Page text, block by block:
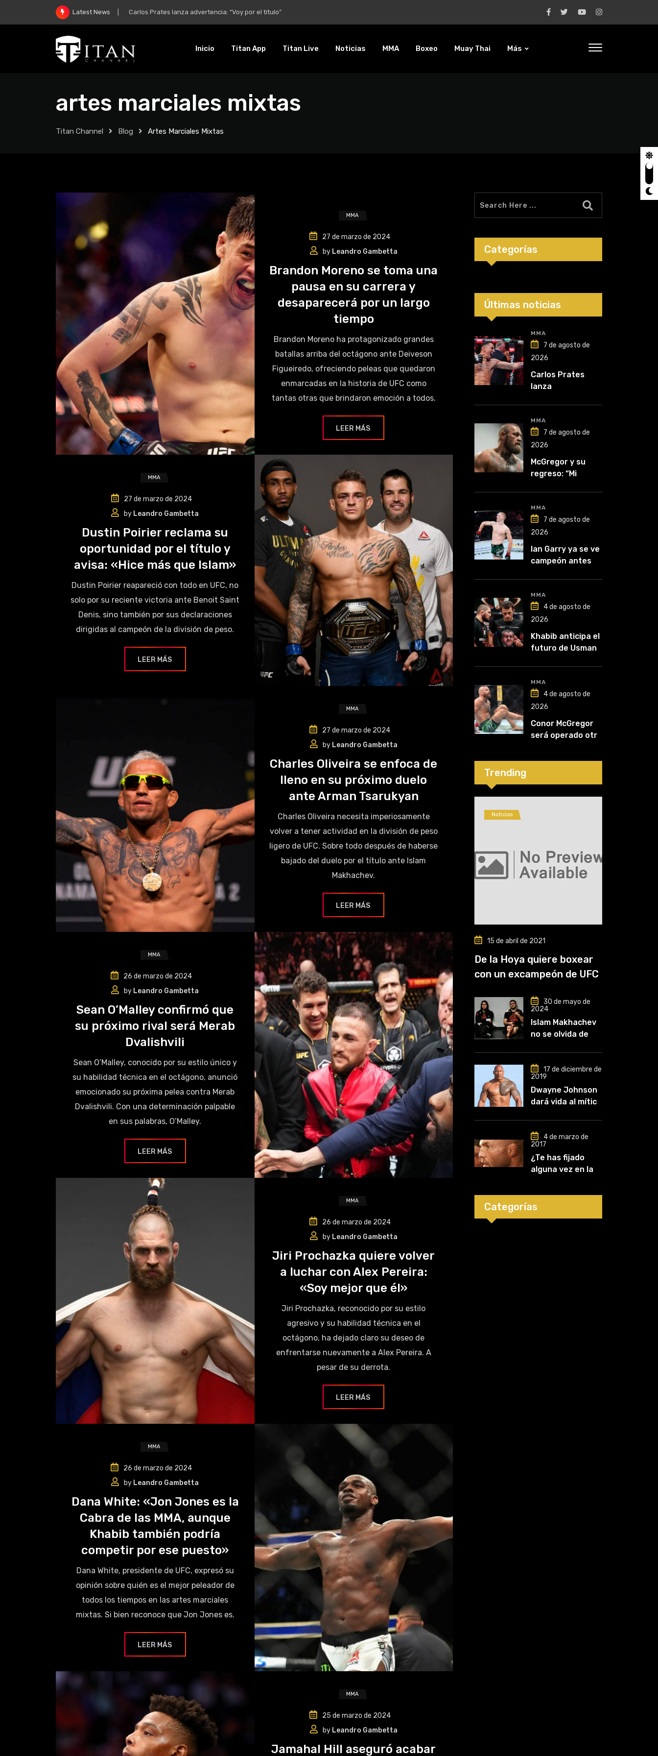
Latest News McGregor y su regreso: “Mi mentalidad es inquebrantable”
Inicio Titan App Titan Live Noticias MMA Boxeo Muay Thai Más
artes marciales mixtas
Titan Channel Blog Artes Marciales Mixtas
MMA
27 de marzo de 2024
by Leandro Gambetta
Brandon Moreno se toma una
pausa en su carrera y
desaparecerá por un largo
tiempo
Brandon Moreno ha protagonizado grandes
batallas arriba del octágono ante Deiveson
Figueiredo, ofreciendo peleas que quedaron
enmarcadas en la historia de UFC como
tantas otras que brindaron emoción a todos.
LEER MÁS
MMA
27 de marzo de 2024
by Leandro Gambetta
Dustin Poirier reclama su
oportunidad por el título y
avisa: «Hice más que Islam»
Dustin Poirier reapareció con todo en UFC, no
solo por su reciente victoria ante Benoit Saint
Denis, sino también por sus declaraciones
dirigidas al campeón de la división de peso.
LEER MÁS
MMA
27 de marzo de 2024
by Leandro Gambetta
Charles Oliveira se enfoca de
lleno en su próximo duelo
ante Arman Tsarukyan
Charles Oliveira necesita imperiosamente
volver a tener actividad en la división de peso
ligero de UFC. Sobre todo después de haberse
bajado del duelo por el título ante Islam
Makhachev.
LEER MÁS
MMA
26 de marzo de 2024
by Leandro Gambetta
Sean O’Malley confirmó que
su próximo rival será Merab
Dvalishvili
Sean O’Malley, conocido por su estilo único y
su habilidad técnica en el octágono, anunció
emocionado su próxima pelea contra Merab
Dvalishvili. Con una determinación palpable
en sus palabras, O’Malley.
LEER MÁS
MMA
26 de marzo de 2024
by Leandro Gambetta
Jiri Prochazka quiere volver
a luchar con Alex Pereira:
«Soy mejor que él»
Jiri Prochazka, reconocido por su estilo
agresivo y su habilidad técnica en el
octágono, ha dejado claro su deseo de
enfrentarse nuevamente a Alex Pereira. A
pesar de su derrota.
LEER MÁS
MMA
26 de marzo de 2024
by Leandro Gambetta
Dana White: «Jon Jones es la
Cabra de las MMA, aunque
Khabib también podría
competir por ese puesto»
Dana White, presidente de UFC, expresó su
opinión sobre quién es el mejor peleador de
todos los tiempos en las artes marciales
mixtas. Si bien reconoce que Jon Jones es.
LEER MÁS
MMA
25 de marzo de 2024
by Leandro Gambetta
Jamahal Hill aseguró acabar
Categorías
Últimas noticias
MMA
7 de agosto de
2026
Carlos Prates
lanza
MMA
7 de agosto de
2026
McGregor y su
regreso: “Mi
MMA
7 de agosto de
2026
Ian Garry ya se ve
campeón antes
MMA
4 de agosto de
2026
Khabib anticipa el
futuro de Usman
liga competirá”
MMA
4 de agosto de
2026
Conor McGregor
será operado otra
cirugía número
Trending
Noticias
15 de abril de 2021
De la Hoya quiere boxear
con un excampeón de UFC
30 de mayo de
2024
Islam Makhachev
no se olvida de
que comencé a
entrenar, jugó un
papel clave en mi
carrera»
17 de diciembre de
2019
Dwayne Johnson
dará vida al mítico
4 de marzo de
2017
¿Te has fijado
alguna vez en las
luchadores?
Categorías